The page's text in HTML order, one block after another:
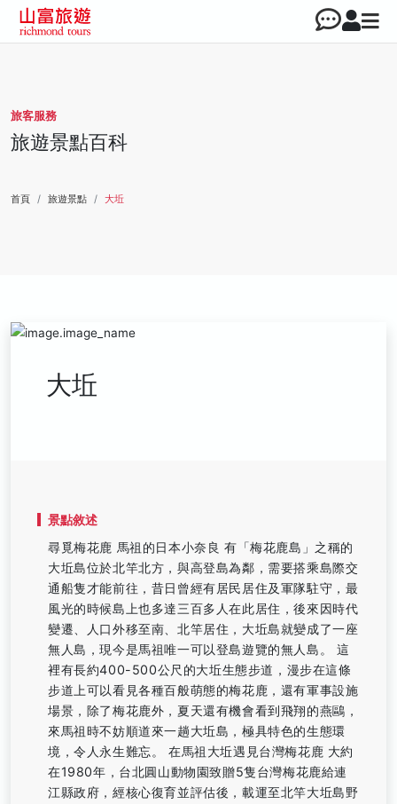
旅客服務
旅遊景點百科
首頁 旅遊景點 大坵
大坵
景點敘述
尋覓梅花鹿 馬祖的日本小奈良 有「梅花鹿島」之稱的
大坵島位於北竿北方，與高登島為鄰，需要搭乘島際交
通船隻才能前往，昔日曾經有居民居住及軍隊駐守，最
風光的時候島上也多達三百多人在此居住，後來因時代
變遷、人口外移至南、北竿居住，大坵島就變成了一座
無人島，現今是馬祖唯一可以登島遊覽的無人島。 這
裡有長約400-500公尺的大坵生態步道，漫步在這條
步道上可以看見各種百般萌態的梅花鹿，還有軍事設施
場景，除了梅花鹿外，夏天還有機會看到飛翔的燕鷗，
來馬祖時不妨順道來一趟大坵島，極具特色的生態環
境，令人永生難忘。 在馬祖大坵遇見台灣梅花鹿 大約
在1980年，台北圓山動物園致贈5隻台灣梅花鹿給連
江縣政府，經核心復育並評估後，載運至北竿大坵島野